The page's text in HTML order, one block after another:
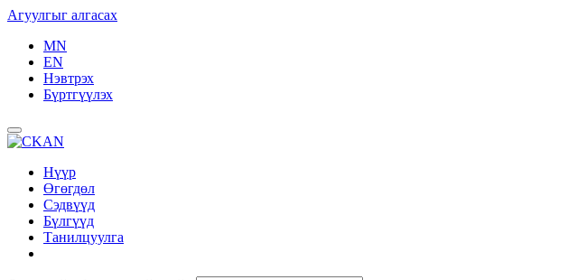
Агуулгыг алгасах
MN
EN
Нэвтрэх
Бүртгүүлэх
Нүүр
Өгөгдөл
Сэдвүүд
Бүлгүүд
Танилцуулга